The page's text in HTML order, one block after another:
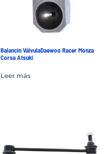
Balancin VálvulaDaewoo Racer Monza
Corsa Atsuki
Leer más